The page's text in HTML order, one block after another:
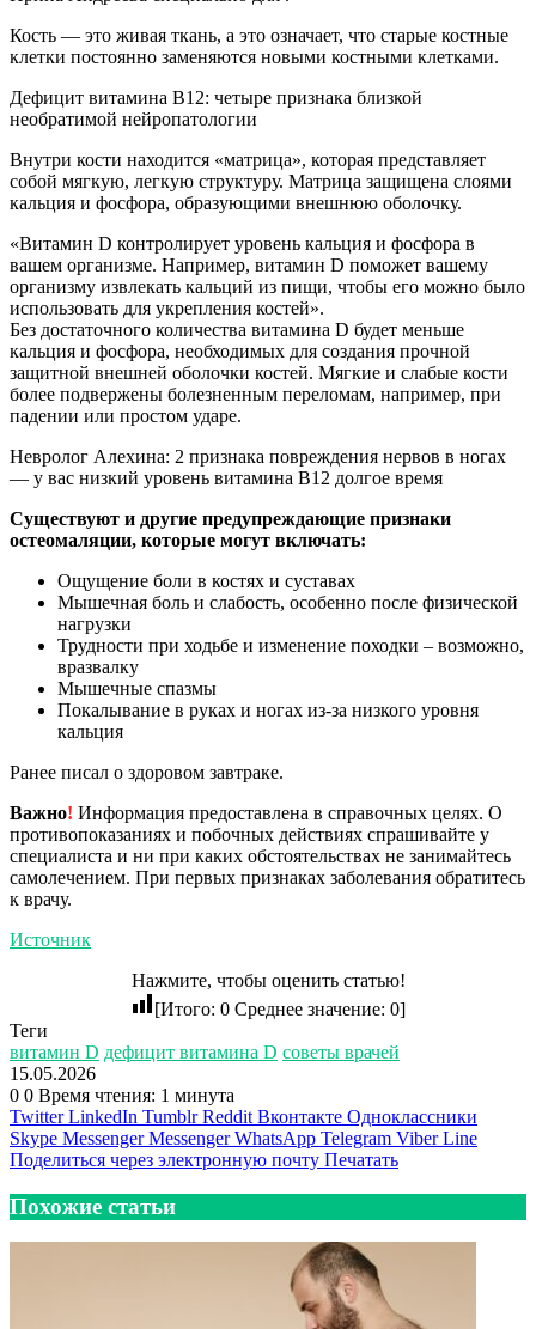
Кость — это живая ткань, а это означает, что старые костные
клетки постоянно заменяются новыми костными клетками.
Дефицит витамина B12: четыре признака близкой
необратимой нейропатологии
Внутри кости находится «матрица», которая представляет
собой мягкую, легкую структуру. Матрица защищена слоями
кальция и фосфора, образующими внешнюю оболочку.
«Витамин D контролирует уровень кальция и фосфора в
вашем организме. Например, витамин D поможет вашему
организму извлекать кальций из пищи, чтобы его можно было
использовать для укрепления костей».
Без достаточного количества витамина D будет меньше
кальция и фосфора, необходимых для создания прочной
защитной внешней оболочки костей. Мягкие и слабые кости
более подвержены болезненным переломам, например, при
падении или простом ударе.
Невролог Алехина: 2 признака повреждения нервов в ногах
— у вас низкий уровень витамина В12 долгое время
Существуют и другие предупреждающие признаки
остеомаляции, которые могут включать:
Ощущение боли в костях и суставах
Мышечная боль и слабость, особенно после физической
нагрузки
Трудности при ходьбе и изменение походки – возможно,
вразвалку
Мышечные спазмы
Покалывание в руках и ногах из-за низкого уровня
кальция
Ранее писал о здоровом завтраке.
Важно! Информация предоставлена в справочных целях. О
противопоказаниях и побочных действиях спрашивайте у
специалиста и ни при каких обстоятельствах не занимайтесь
самолечением. При первых признаках заболевания обратитесь
к врачу.
Источник
Нажмите, чтобы оценить статью!
[Итого: 0 Среднее значение: 0]
Теги
витамин D дефицит витамина D советы врачей
15.05.2026
0 0 Время чтения: 1 минута
Twitter LinkedIn Tumblr Reddit Вконтакте Одноклассники
Skype Messenger Messenger WhatsApp Telegram Viber Line
Поделиться через электронную почту Печатать
Похожие статьи